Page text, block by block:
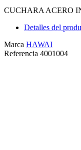
CUCHARA ACERO
Detalles del
Marca HAWAI
Referencia 4001004